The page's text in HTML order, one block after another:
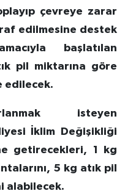
çevreye zarar
edilmesine destek
başlatılan
pil miktarına göre
edilecek.
isteyen
İklim Değişikliği
getirecekleri, 1 kg
5 kg atık pil
alabilecek.